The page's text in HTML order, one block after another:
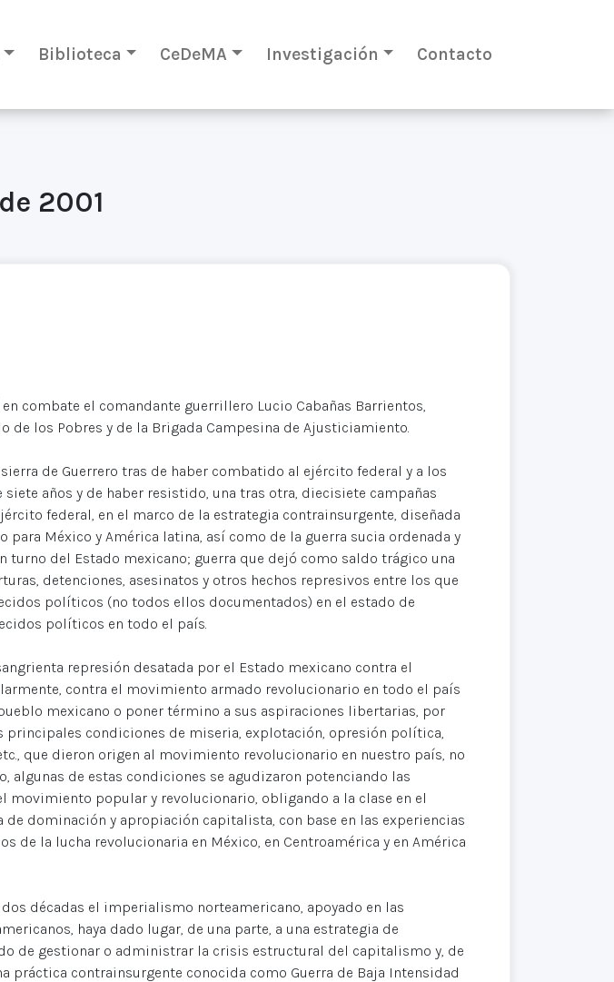
Biblioteca CeDeMA Investigación Contacto
2001
en combate el comandante guerrillero Lucio Cabañas Barrientos,
de los Pobres y de la Brigada Campesina de Ajusticiamiento.
de Guerrero tras de haber combatido al ejército federal y a los
años y de haber resistido, una tras otra, diecisiete campañas
federal, en el marco de la estrategia contrainsurgente, diseñada
para México y América latina, así como de la guerra sucia ordenada y
del Estado mexicano; guerra que dejó como saldo trágico una
detenciones, asesinatos y otros hechos represivos entre los que
políticos (no todos ellos documentados) en el estado de
políticos en todo el país.
represión desatada por el Estado mexicano contra el
contra el movimiento armado revolucionario en todo el país
mexicano o poner término a sus aspiraciones libertarias, por
principales condiciones de miseria, explotación, opresión política,
que dieron origen al movimiento revolucionario en nuestro país, no
algunas de estas condiciones se agudizaron potenciando las
movimiento popular y revolucionario, obligando a la clase en el
de dominación y apropiación capitalista, con base en las experiencias
de la lucha revolucionaria en México, en Centroamérica y en América
décadas el imperialismo norteamericano, apoyado en las
haya dado lugar, de una parte, a una estrategia de
de gestionar o administrar la crisis estructural del capitalismo y, de
práctica contrainsurgente conocida como Guerra de Baja Intensidad